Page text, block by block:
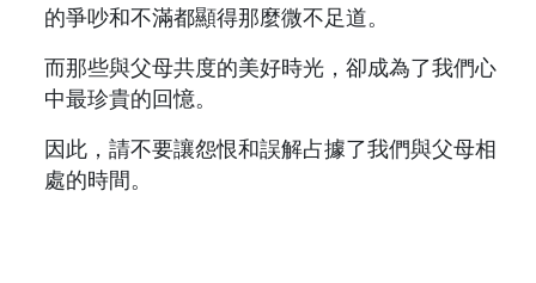
的爭吵和不滿都顯得那麼微不足道。
而那些與父母共度的美好時光，卻成為了我們心
中最珍貴的回憶。
因此，請不要讓怨恨和誤解占據了我們與父母相
處的時間。